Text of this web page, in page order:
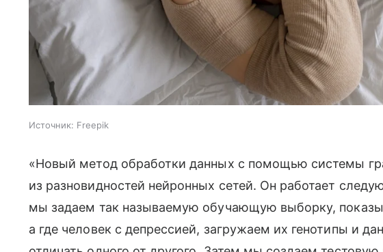
Источник: Freepik
«Новый метод обработки данных с помощью системы
из разновидностей нейронных сетей. Он работает
мы задаем так называемую обучающую выборку,
а где человек с депрессией, загружаем их генотипы и